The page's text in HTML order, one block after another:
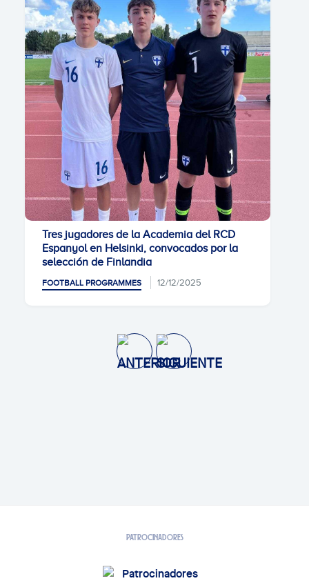
Tres jugadores de la Academia del RCD
Espanyol en Helsinki, convocados por la
selección de Finlandia
FOOTBALL PROGRAMMES 12/12/2025
PATROCINADORES